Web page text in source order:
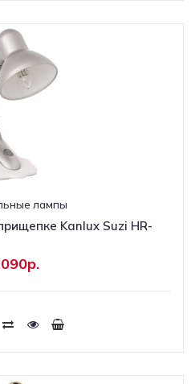
лампы
Kanlux Suzi HR-